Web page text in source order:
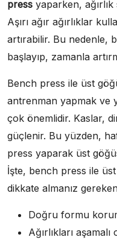
press yaparken, ağırlık
Aşırı ağır ağırlıklar
artırabilir. Bu nedenle,
başlayıp, zamanla
Bench press ile üst
antrenman yapmak ve
çok önemlidir. Kaslar,
güçlenir. Bu yüzden,
press yaparak üst
İşte, bench press ile
dikkate almanız
Doğru formu
Ağırlıkları